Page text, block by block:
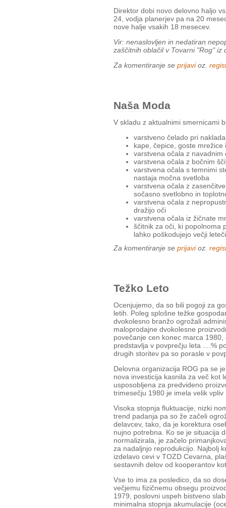
Direktor dobi novo delovno haljo
24, vodja planerjev pa na 20
nove halje vsakih 18 mesecev.
Vir: nenaslovljen in nedatiran
zaščitnih oblačil v Tovarni "Rog" iz
Za komentiranje se prijavioz.
Naša Moda
V skladu z aktualnimi smernicami
varstveno čelado pri
kape, čepice, goste
varstvena očala z
varstvena očala z bočnim
varstvena očala s temnimi
nastaja močna svetloba
varstvena očala z
sočasno svetlobno in
varstvena očala z
dražijo oči
varstvena očala iz žičnate
ščitnik za oči, ki popolnoma
lahko poškodujejo večji
Za komentiranje se prijavioz.
Težko Leto
Ocenjujemo, da so bili pogoji za
letih. Poleg splošne težke
dvokolesno branžo ogrožali
maloprodajne dvokolesne
povečanje cen konec marca
predstavlja v povprečju leta ....%
drugih storitev pa so porasle v
Delovna organizacija ROG pa se
nova investicija kasnila za več kot
usposobljena za predvideno
trimesečju 1980 je imela velik
Visoka stopnja fluktuacije, nizki
trend padanja pa so že začeli
delavcev, tako, da je korektura
nujno potrebna. Ko se je situacija
normalizirala, je začelo
za nadaljnjo reprodukcijo. Najbolj
izdelavo cevi v TOZD Cevarna,
sestavnih delov od kooperantov
Vse to ima za posledico, da so
večjemu fizičnemu obsegu
1979, poslovni uspeh bistveno
minimalna stopnja akumulacije